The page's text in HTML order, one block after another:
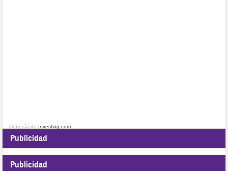
Cortesía de Investing.com
Publicidad
Publicidad